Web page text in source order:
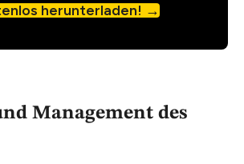
herunterladen!
Management des